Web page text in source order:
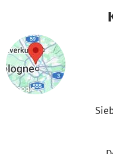
Der Zugang zu dieser
buddhistischen Lehre
und erleichtert, u.a.
ansonsten so gut wie
Texten haben.
Unser Projektziel -
Buchprojekt mit
zu unterstützen - wurde
davon wurden durch
generiert - das ist